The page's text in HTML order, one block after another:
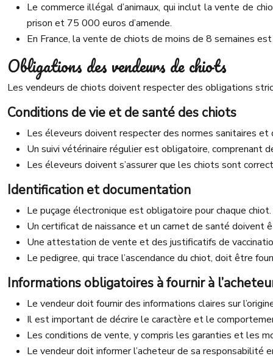
Le commerce illégal d’animaux, qui inclut la vente de
prison et 75 000 euros d’amende.
En France, la vente de chiots de moins de 8 semaines
Obligations des vendeurs de chiots
Les vendeurs de chiots doivent respecter des obligations
Conditions de vie et de santé des chiots
Les éleveurs doivent respecter des normes sanitaires
Un suivi vétérinaire régulier est obligatoire, comprenant
Les éleveurs doivent s’assurer que les chiots sont
Identification et documentation
Le puçage électronique est obligatoire pour chaque chiot.
Un certificat de naissance et un carnet de santé doivent
Une attestation de vente et des justificatifs de
Le pedigree, qui trace l’ascendance du chiot, doit être
Informations obligatoires à fournir à
Le vendeur doit fournir des informations claires sur
Il est important de décrire le caractère et le
Les conditions de vente, y compris les garanties et les
Le vendeur doit informer l’acheteur de sa responsabilité